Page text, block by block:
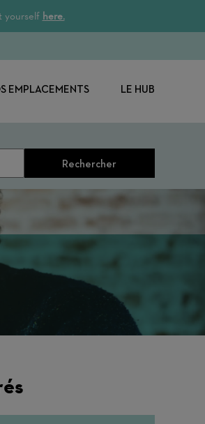
yourself here.
EMPLACEMENTS LE HUB
Rechercher